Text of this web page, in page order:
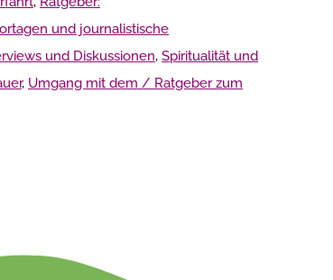
und journalistische
und Diskussionen, Spiritualität und
, Umgang mit dem / Ratgeber zum